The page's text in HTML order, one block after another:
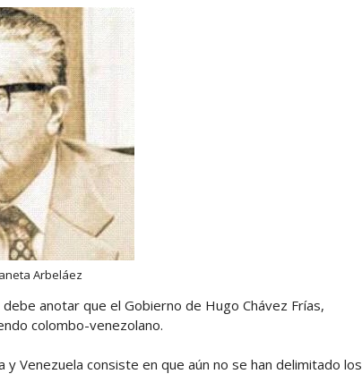
Arbeláez
anotar que el Gobierno de Hugo Chávez Frías,
colombo-venezolano.
Venezuela consiste en que aún no se han delimitado los